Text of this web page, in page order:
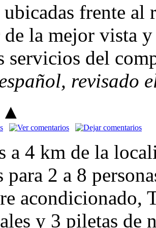
ubicadas frente al
la mejor vista
servicios del
revisado
▲
a 4 km de la
para 2 a 8
acondicionado,
y 3 piletas de